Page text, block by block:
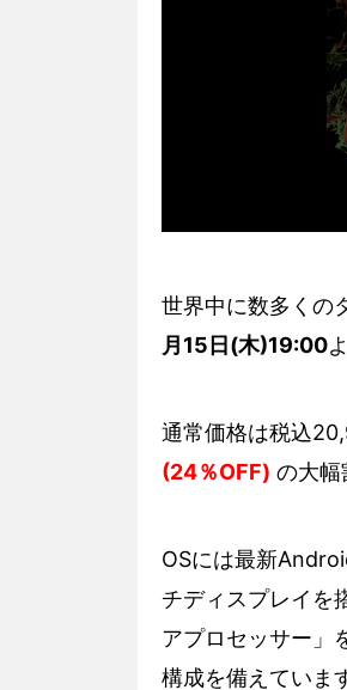
世界中に数多くの
月15日(木)19:00
通常価格は税込
(24％OFF) の大幅
OSには最新
チディスプレイを
アプロセッサー」
構成を備えていま